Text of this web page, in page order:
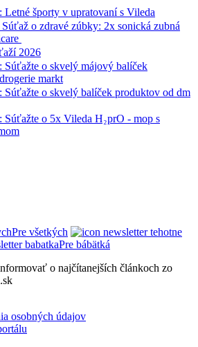
športy v upratovaní s Vileda
o zdravé zúbky: 2x sonická zubná
2026
o skvelý májový balíček
markt
o skvelý balíček produktov od dm
o 5x Vileda H₂prO - mop s
Pre všetkých
Pre bábätká
o najčítanejších článkoch zo
osobných údajov